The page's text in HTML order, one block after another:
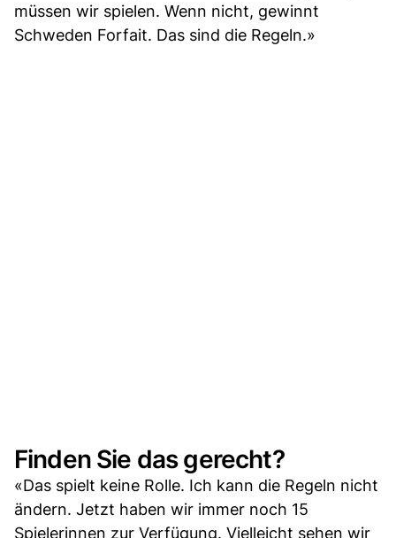
müssen wir spielen. Wenn nicht, gewinnt
Schweden Forfait. Das sind die Regeln.»
Finden Sie das gerecht?
«Das spielt keine Rolle. Ich kann die Regeln nicht
ändern. Jetzt haben wir immer noch 15
Spielerinnen zur Verfügung. Vielleicht sehen wir